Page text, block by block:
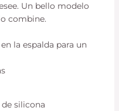
Un bello modelo
combine.
la espalda para un
silicona